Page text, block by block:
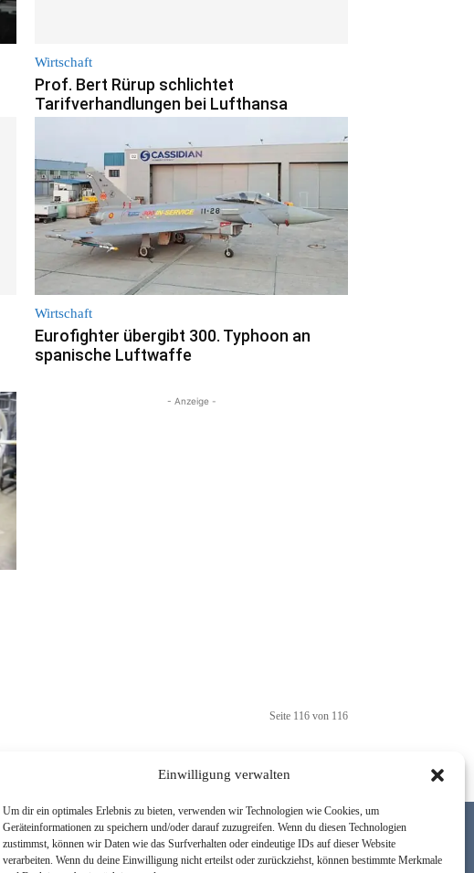
Einwilligung verwalten
Um dir ein optimales Erlebnis zu bieten, verwenden wir Technologien wie Cookies, um
Geräteinformationen zu speichern und/oder darauf zuzugreifen. Wenn du diesen Technologien
zustimmst, können wir Daten wie das Surfverhalten oder eindeutige IDs auf dieser Website
verarbeiten. Wenn du deine Einwilligung nicht erteilst oder zurückziehst, können bestimmte Merkmale
Wirtschaft
Prof. Bert Rürup schlichtet
Tarifverhandlungen bei Lufthansa
Wirtschaft
Eurofighter übergibt 300. Typhoon an
spanische Luftwaffe
- Anzeige -
Seite 116 von 116